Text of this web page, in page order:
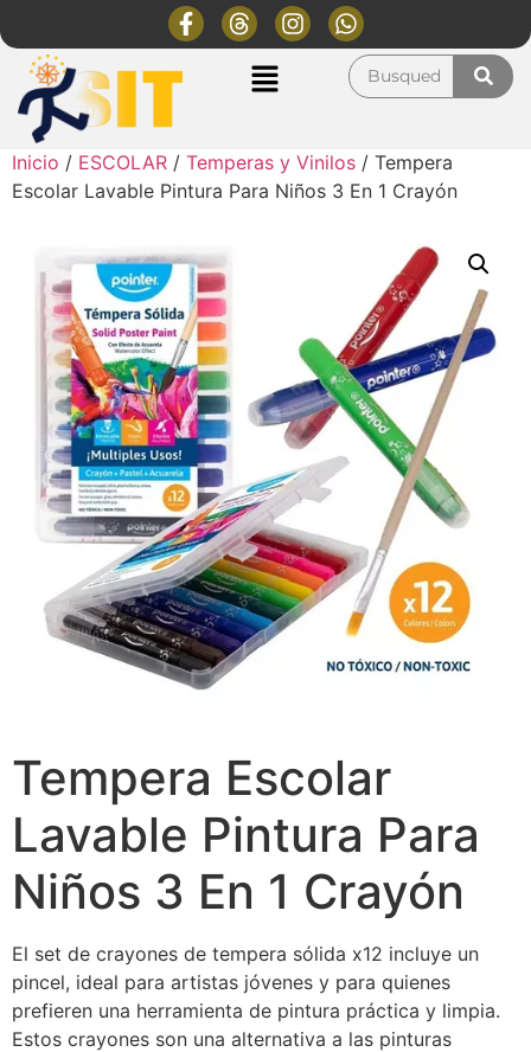
Inicio / ESCOLAR / Temperas y Vinilos / Tempera
Escolar Lavable Pintura Para Niños 3 En 1 Crayón
Tempera Escolar
Lavable Pintura Para
Niños 3 En 1 Crayón
El set de crayones de tempera sólida x12 incluye un
pincel, ideal para artistas jóvenes y para quienes
prefieren una herramienta de pintura práctica y limpia.
Estos crayones son una alternativa a las pinturas